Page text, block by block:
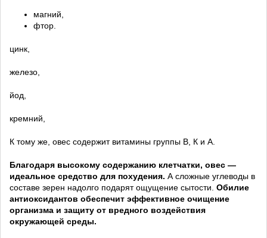
магний,
фтор.
цинк,
железо,
йод,
кремний,
К тому же, овес содержит витамины группы B, К и А.
Благодаря высокому содержанию клетчатки, овес —
идеальное средство для похудения. А сложные углеводы в
составе зерен надолго подарят ощущение сытости. Обилие
антиоксидантов обеспечит эффективное очищение
организма и защиту от вредного воздействия
окружающей среды.